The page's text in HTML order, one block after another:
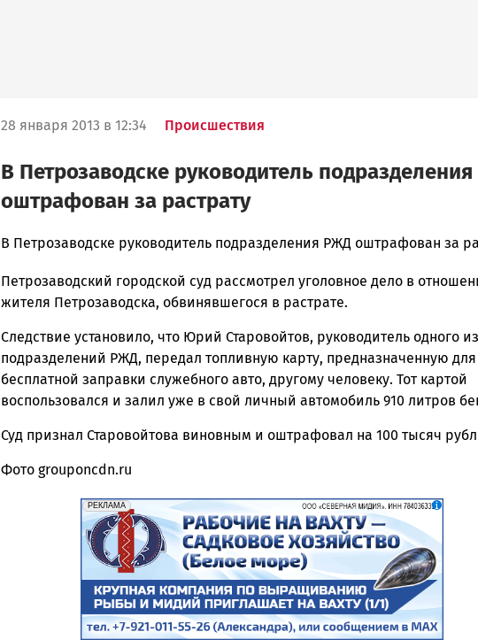
28 января 2013 в 12:34 Происшествия
В Петрозаводске руководитель
оштрафован за растрату
admintimur
Петрозаводска
и
|
Петрозаводск
ГОВОРИТ
В Петрозаводске руководитель подразделения РЖД оштрафован за
Петрозаводский городской суд рассмотрел уголовное дело в
жителя Петрозаводска, обвинявшегося в растрате.
Следствие установило, что Юрий Старовойтов, руководитель одного из
подразделений РЖД, передал топливную карту, предназначенную для
бесплатной заправки служебного авто, другому человеку. Тот картой
воспользовался и залил уже в свой личный автомобиль 910 литров
Суд признал Старовойтова виновным и оштрафовал на 100 тысяч
Фото grouponcdn.ru
erid: 2SDnjf467GP
РЕКЛАМА
Реклама